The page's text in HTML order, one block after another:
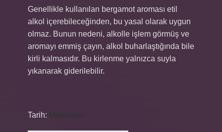
Genellikle kullanılan bergamot aroması etil
alkol içerebileceğinden, bu yasal olarak uygun
olmaz. Bunun nedeni, alkolle işlem görmüş ve
aromayı emmiş çayın, alkol buharlaştığında bile
kirli kalmasıdır. Bu kirlenme yalnızca suyla
yıkanarak giderilebilir.
Tarih: